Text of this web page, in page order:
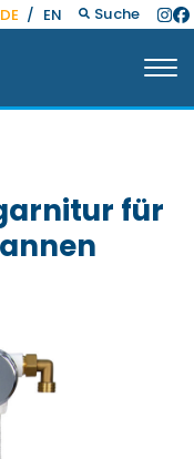
DE / EN Suche
für